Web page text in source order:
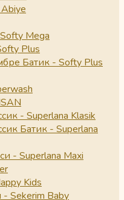
Mega
Plus
Батик - Softy Plus
- Superlana Klasik
Батик - Superlana
- Superlana Maxi
Kids
Sekerim Baby